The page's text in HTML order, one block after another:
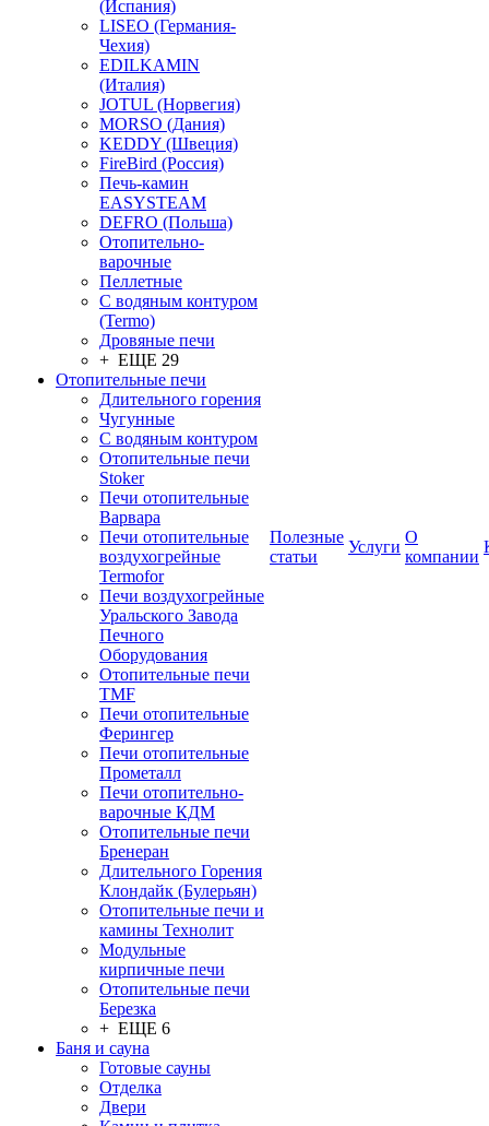
(Испания)
LISEO (Германия-
Чехия)
EDILKAMIN
(Италия)
JOTUL (Норвегия)
MORSO (Дания)
KEDDY (Швеция)
FireBird (Россия)
Печь-камин
EASYSTEAM
DEFRO (Польша)
Отопительно-
варочные
Пеллетные
С водяным контуром
(Termo)
Дровяные печи
+ ЕЩЕ 29
Отопительные печи
Длительного горения
Чугунные
C водяным контуром
Отопительные печи
Stoker
Печи отопительные
Варвара
Печи отопительные
воздухогрейные
Termofor
Печи воздухогрейные
Уральского Завода
Печного
Оборудования
Отопительные печи
TMF
Печи отопительные
Ферингер
Печи отопительные
Прометалл
Печи отопительно-
варочные КДМ
Отопительные печи
Бренеран
Длительного Горения
Клондайк (Булерьян)
Отопительные печи и
камины Технолит
Модульные
кирпичные печи
Отопительные печи
Березка
+ ЕЩЕ 6
Баня и сауна
Готовые сауны
Отделка
Двери
Полезные
статьи
Услуги
О
компании